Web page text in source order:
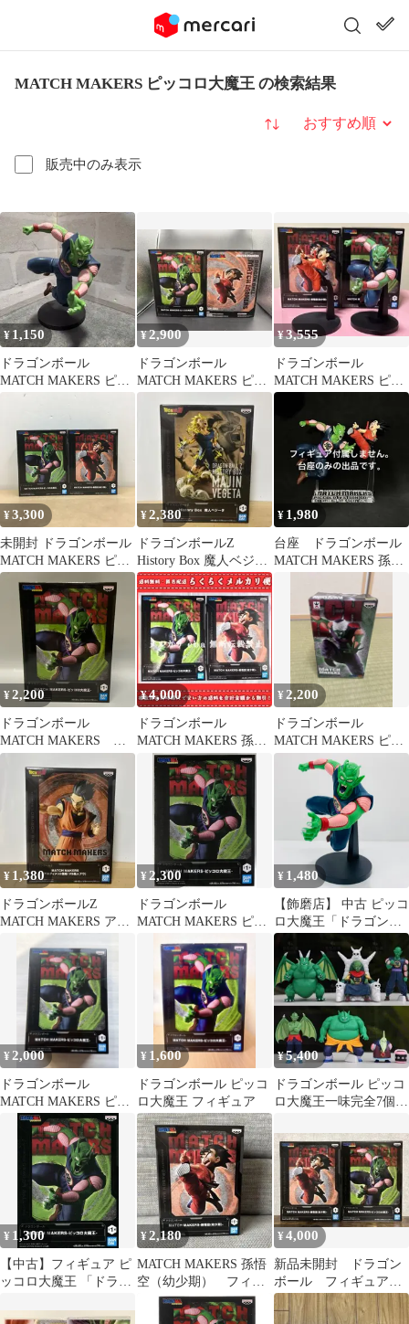
MATCH MAKERS ピッコロ大魔王 の検索結果
販売中のみ表示
並び替え
¥ 1,150
ドラゴンボール
MATCH MAKERS ピッ
コロ大魔王 スモール
¥2,900
ドラゴンボール
MATCH MAKERS ピッ
¥3,555
ドラゴンボール
MATCH MAKERS ピッ
コロ大魔王 孫悟空
¥3,300
未開封 ドラゴンボール
MATCH MAKERS ピッ
コロ大魔王 孫悟空(幼
少期) フィギュア セッ
ト【WS2354-003】
¥2,380
ドラゴンボールZ
History Box 魔人ベジー
タ
¥ 1,980
台座 ドラゴンボール
MATCH MAKERS 孫悟
空（幼少期） ピッコロ
大魔王
¥2,200
ドラゴンボール
MATCH MAKERS ピ
ッコロ大魔王 プライ
ズ フィギュア バン
ダイ バンプレスト
（ME28-4916）
¥4,000
ドラゴンボール
MATCH MAKERS 孫悟
空(幼少期) ピッコロ大
魔王
¥2,200
ドラゴンボール
MATCH MAKERS ピッ
コロ大魔王
¥ 1,380
ドラゴンボールZ
MATCH MAKERS アル
ティメット悟飯 (VS
魔人ブウ)
¥ 2,300
ドラゴンボール
MATCH MAKERS ピッ
¥ 1,480
【飾磨店】 中古 ピッコ
ロ大魔王「ドラゴンボ
ール」
MATCHMAKERS-ピッ
コロ大魔王-
¥ 2,000
ドラゴンボール
MATCH MAKERS ピッ
コロ大魔王
¥ 1,600
ドラゴンボール ピッコ
ロ大魔王 フィギュア
¥5,400
ドラゴンボール ピッコ
ロ大魔王一味完全7個セ
¥ 1,300
【中古】フィギュア ピ
ッコロ大魔王 「ドラゴ
MAKERS -ピッコロ大
¥2,180
MATCH MAKERS 孫悟
空（幼少期） フィギ
ュア
¥4,000
新品未開封 ドラゴン
ボール フィギュア
孫悟空 ピッコロ大魔
王 匿名配送